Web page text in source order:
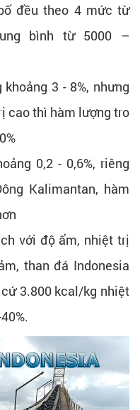
đều theo 4 mức từ
bình từ 5000 –
3 - 8%, nhưng
cao thì hàm lượng tro
0,2 - 0,6%, riêng
Kalimantan, hàm
với độ ẩm, nhiệt trị
than đá Indonesia
3.800 kcal/kg nhiệt